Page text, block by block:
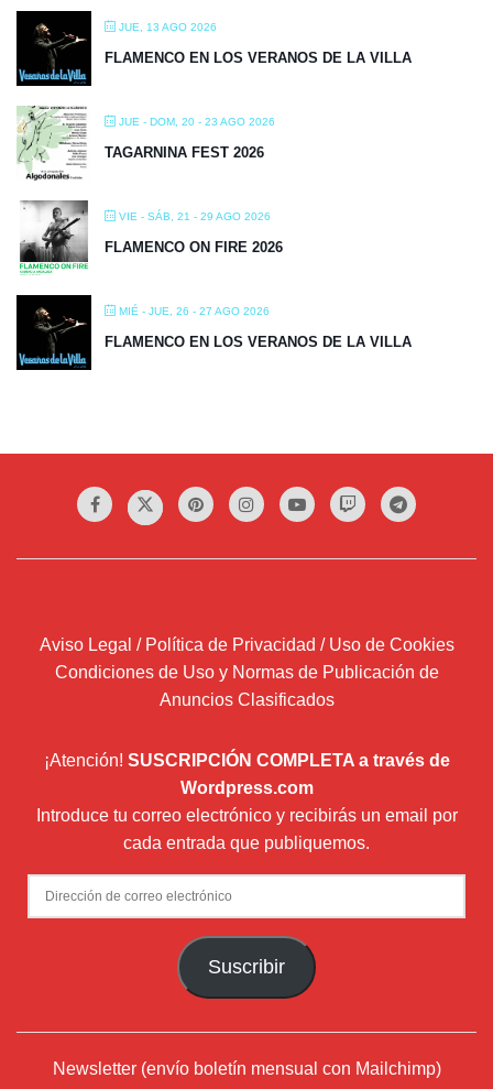
JUE, 13 AGO 2026
FLAMENCO EN LOS VERANOS DE LA VILLA
JUE - DOM, 20 - 23 AGO 2026
TAGARNINA FEST 2026
VIE - SÁB, 21 - 29 AGO 2026
FLAMENCO ON FIRE 2026
MIÉ - JUE, 26 - 27 AGO 2026
FLAMENCO EN LOS VERANOS DE LA VILLA
Aviso Legal / Política de Privacidad / Uso de Cookies
Condiciones de Uso y Normas de Publicación de
Anuncios Clasificados
¡Atención! SUSCRIPCIÓN COMPLETA a través de
Wordpress.com
Introduce tu correo electrónico y recibirás un email por
cada entrada que publiquemos.
Dirección
de
Suscribir
Newsletter (envío boletín mensual con Mailchimp)